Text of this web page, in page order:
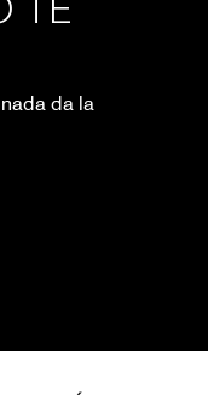
TE
da la